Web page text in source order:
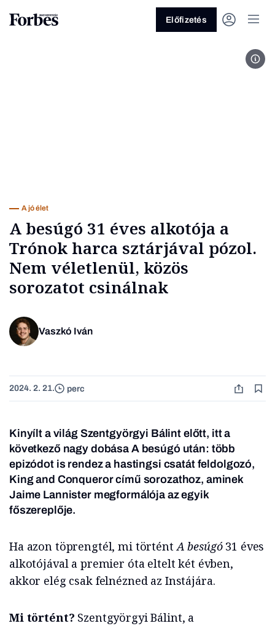
Előfizetés
A jó élet
A besúgó 31 éves alkotója a
Trónok harca sztárjával pózol.
Nem véletlenül, közös
sorozatot csinálnak
Vaszkó Iván
2024. 2. 21. perc
Kinyílt a világ Szentgyörgyi Bálint előtt, itt a
következő nagy dobása A besúgó után: több
epizódot is rendez a hastingsi csatát feldolgozó,
King and Conquerorcímű sorozathoz, aminek
Jaime Lannister megformálója az egyik
főszereplője.
Ha azon töprengtél, mi történtA besúgó31 éves
alkotójával a premier óta eltelt két évben,
akkor elég csak felnézned az Instájára.
Mi történt? Szentgyörgyi Bálint, a